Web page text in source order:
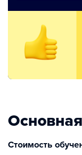
Стоимость